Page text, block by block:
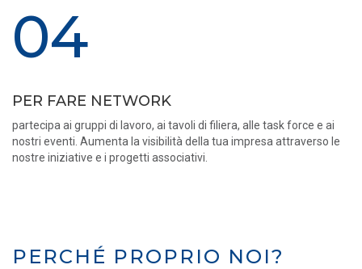
04
PER FARE NETWORK
partecipa ai gruppi di lavoro, ai tavoli di filiera, alle task force e ai
nostri eventi. Aumenta la visibilità della tua impresa attraverso le
nostre iniziative e i progetti associativi.
PERCHÉ PROPRIO NOI?